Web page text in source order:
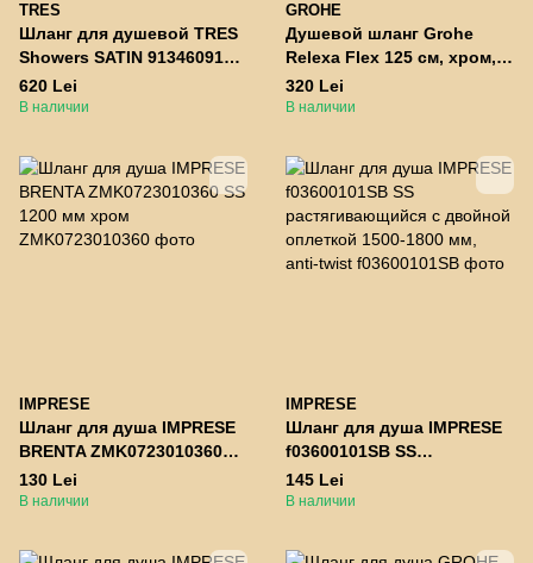
TRES
Шланг для душевой TRES
Showers SATIN 913460915
(1500 мм) хром
620 Lei
В наличии
GROHE
Душевой шланг Grohe
Relexa Flex 125 см, хром,
замена арт. 28150001
(28150002)
320 Lei
В наличии
IMPRESE
Шланг для душа IMPRESE
BRENTA ZMK0723010360
SS 1200 мм хром
130 Lei
В наличии
IMPRESE
Шланг для душа IMPRESE
f03600101SB SS
растягивающийся с
двойной оплеткой 1500-
145 Lei
В наличии